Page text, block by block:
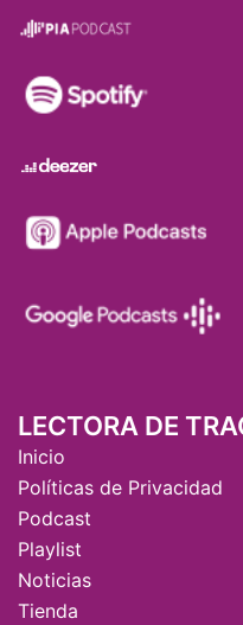
LECTORA DE
Inicio
Políticas de Privacidad
Podcast
Playlist
Noticias
Tienda